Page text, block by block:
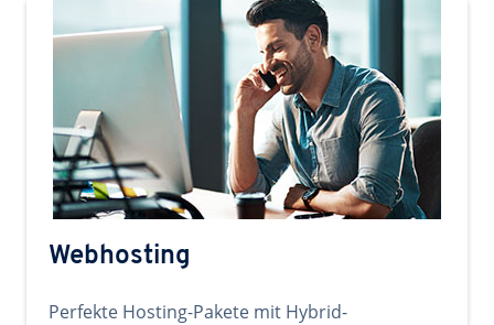
Webhosting
Perfekte Hosting-Pakete mit Hybrid-